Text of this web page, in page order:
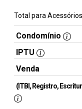
Total para Acessórios
Condomínio
IPTU
Venda
(ITBI, Registro,